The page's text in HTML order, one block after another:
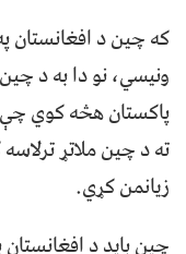
که چین د افغانستان
ونیسي، نو دا به د
پاکستان هڅه کوي چې
ته د چین ملاتړ
زیانمن کړي.
چین باید د